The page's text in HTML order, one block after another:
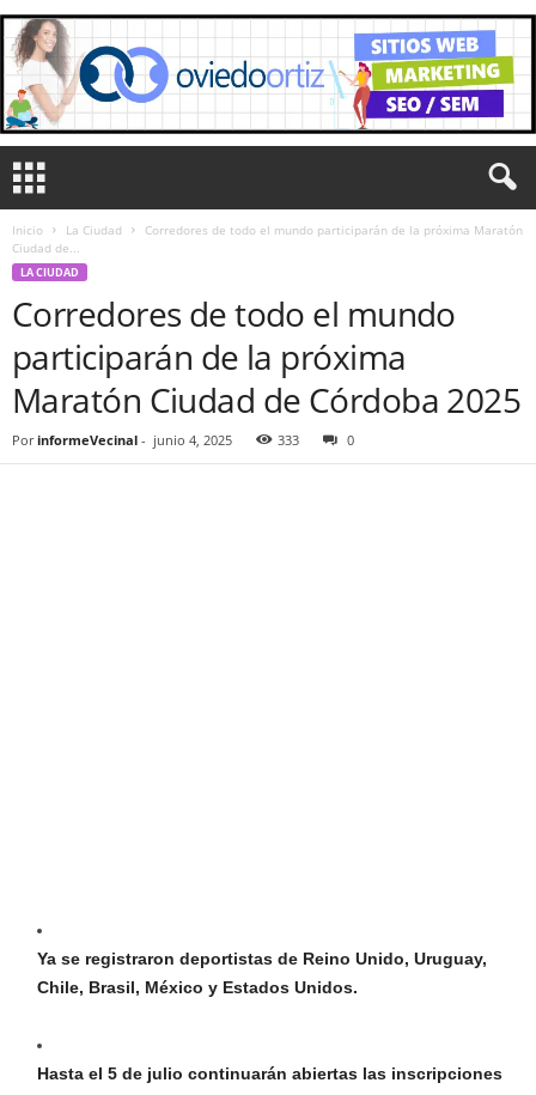
Inicio La Ciudad
Corredores de todo el mundo participarán de la próxima Maratón
Ciudad de...
LA CIUDAD
Corredores de todo el mundo
participarán de la próxima
Maratón Ciudad de Córdoba 2025
Por informeVecinal - junio 4, 2025 333 0
Ya se registraron deportistas de Reino Unido, Uruguay,
Chile, Brasil, México y Estados Unidos.
Hasta el 5 de julio continuarán abiertas las inscripciones